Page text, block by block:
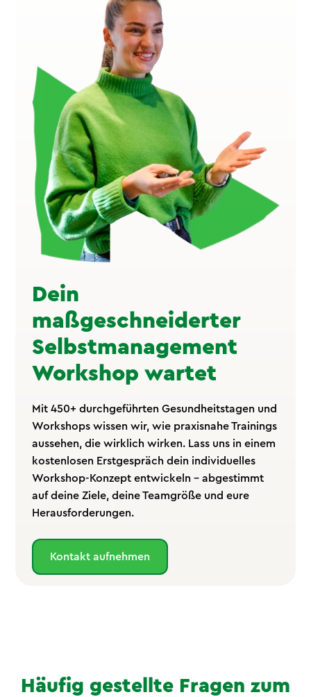
Dein
maßgeschneiderter
Selbstmanagement
Workshop wartet
Mit 450+ durchgeführten Gesundheitstagen und
Workshops wissen wir, wie praxisnahe Trainings
aussehen, die wirklich wirken. Lass uns in einem
kostenlosen Erstgespräch dein individuelles
Workshop-Konzept entwickeln – abgestimmt
auf deine Ziele, deine Teamgröße und eure
Herausforderungen.
Kontakt aufnehmen
Häufig gestellte Fragen zum